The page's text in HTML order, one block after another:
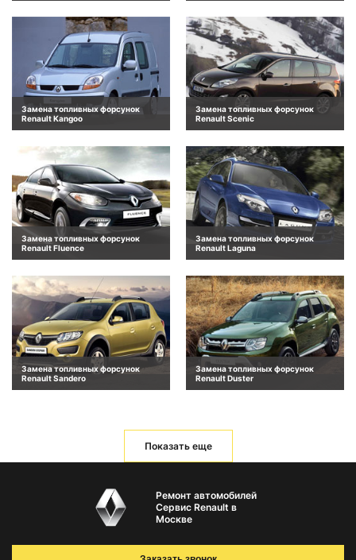
Замена топливных форсунок
Renault Kangoo
Замена топливных форсунок
Renault Scenic
Замена топливных форсунок
Renault Fluence
Замена топливных форсунок
Renault Laguna
Замена топливных форсунок
Renault Sandero
Замена топливных форсунок
Renault Duster
Показать еще
Ремонт автомобилей
Сервис Renault в
Москве